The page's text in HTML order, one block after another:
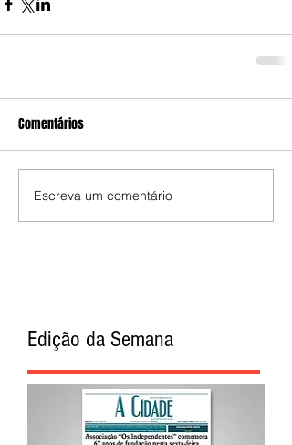
Comentários
Escreva um comentário
Edição da Semana